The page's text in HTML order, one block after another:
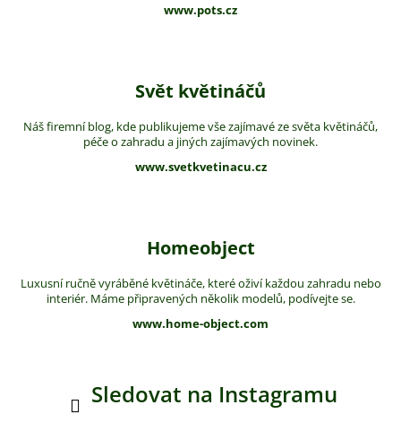
www.pots.cz
Svět květináčů
Náš firemní blog, kde publikujeme vše zajímavé ze světa květináčů,
péče o zahradu a jiných zajímavých novinek.
www.svetkvetinacu.cz
Homeobject
Luxusní ručně vyráběné květináče, které oživí každou zahradu nebo
interiér. Máme připravených několik modelů, podívejte se.
www.home-object.com
Sledovat na Instagramu